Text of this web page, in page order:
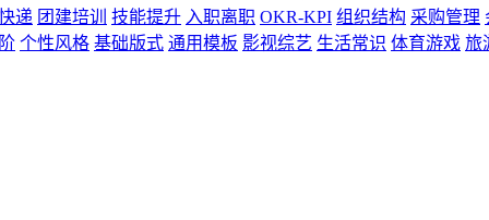
递 团建培训 技能提升 入职离职 OKR-KPI 组织结构 采购管理
个性风格 基础版式 通用模板 影视综艺 生活常识 体育游戏 旅